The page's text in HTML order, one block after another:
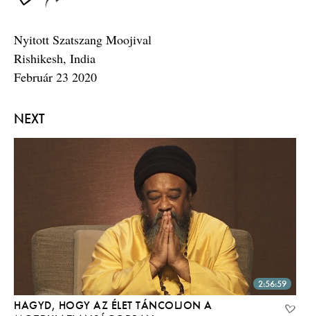
NEXT
2:56:59
HAGYD, HOGY AZ ÉLET TÁNCOLJON A
Nyitott Szatszang Moojival
Rishikesh, India
Február 23 2020